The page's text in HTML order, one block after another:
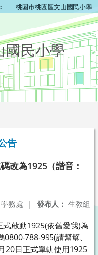
桃園市桃園區文山國民小學
國民小學
告
改為1925（諧音：
發布人： 生教組
學務處 |
啟動1925(依舊愛我)為
788-995(請幫幫、
20日正式單軌使用1925